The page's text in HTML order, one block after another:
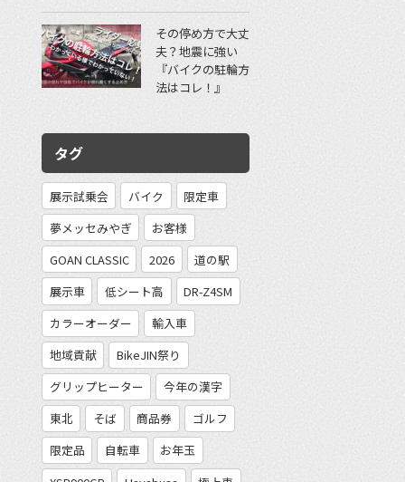
その停め方で大丈
夫？地震に強い
『バイクの駐輪方
法はコレ！』
タグ
展示試乗会 バイク
限定車
夢メッセみやぎ
お客様
GOAN CLASSIC
2026
道の駅
展示車
低シート高
DR-Z4SM
カラーオーダー
輸入車
地域貢献
BikeJIN祭り
グリップヒーター
今年の漢字
東北
そば 商品券
ゴルフ
限定品
自転車
お年玉